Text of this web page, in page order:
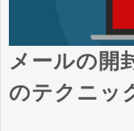
メールの開
のテクニッ